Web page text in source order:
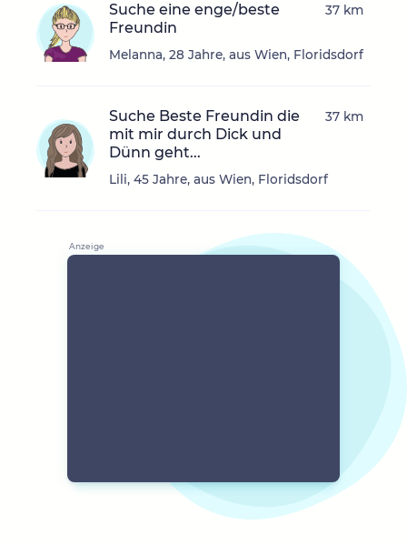
Suche eine enge/beste
Freundin
Melanna, 28 Jahre, aus Wien, Floridsdorf
37 km
Suche Beste Freundin die
mit mir durch Dick und
Dünn geht...
Lili, 45 Jahre, aus Wien, Floridsdorf
37 km